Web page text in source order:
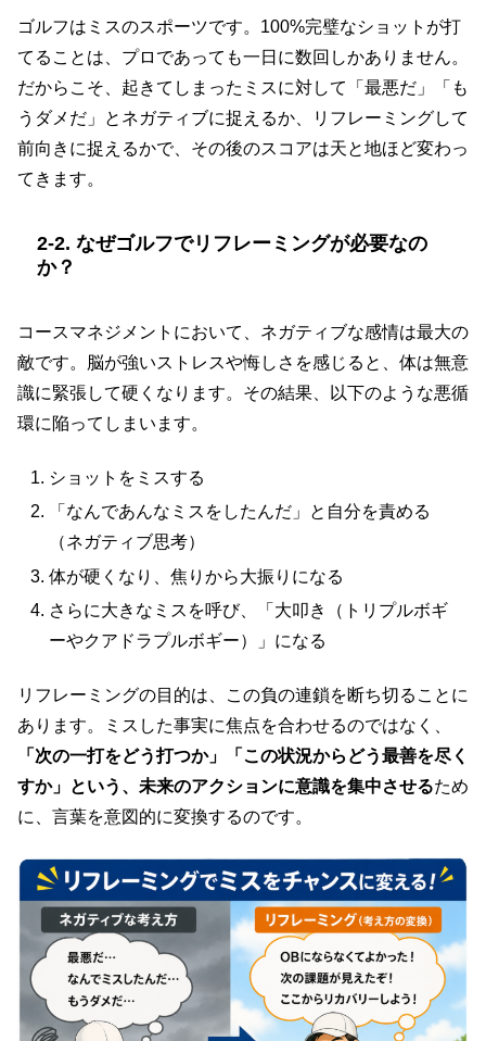
ゴルフはミスのスポーツです。100%完璧なショットが打
てることは、プロであっても一日に数回しかありません。
だからこそ、起きてしまったミスに対して「最悪だ」「も
うダメだ」とネガティブに捉えるか、リフレーミングして
前向きに捉えるかで、その後のスコアは天と地ほど変わっ
てきます。
2-2. なぜゴルフでリフレーミングが必要なの
か？
コースマネジメントにおいて、ネガティブな感情は最大の
敵です。脳が強いストレスや悔しさを感じると、体は無意
識に緊張して硬くなります。その結果、以下のような悪循
環に陥ってしまいます。
ショットをミスする
「なんであんなミスをしたんだ」と自分を責める
（ネガティブ思考）
体が硬くなり、焦りから大振りになる
さらに大きなミスを呼び、「大叩き（トリプルボギ
ーやクアドラプルボギー）」になる
リフレーミングの目的は、この負の連鎖を断ち切ることに
あります。ミスした事実に焦点を合わせるのではなく、
「次の一打をどう打つか」「この状況からどう最善を尽く
すか」という、未来のアクションに意識を集中させるため
に、言葉を意図的に変換するのです。